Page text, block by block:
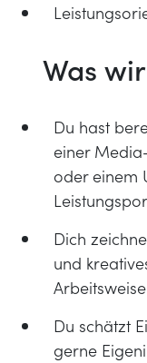
Was
Du hast
einer
oder einem
Dich
und
Du schätzt
gerne